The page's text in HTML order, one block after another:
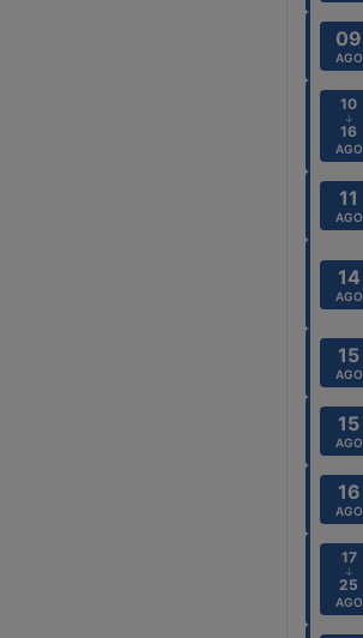
09
AGO
10
↓
16
AGO
11
AGO
14
AGO
15
AGO
15
AGO
16
AGO
17
↓
25
AGO